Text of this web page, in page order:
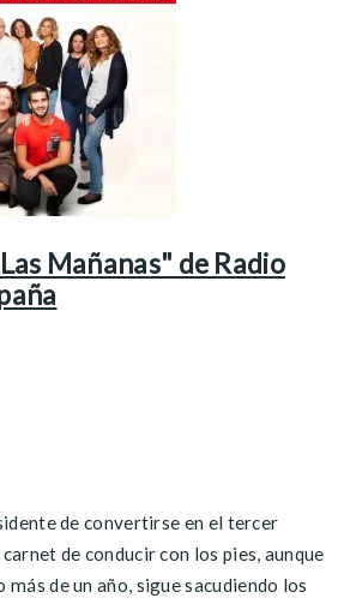
Mañanas" de Radio
de convertirse en el tercer
de conducir con los pies, aunque
más de un año, sigue sacudiendo los